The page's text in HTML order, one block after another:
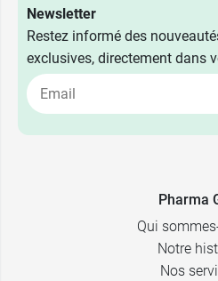
Newsletter
Restez informé des
exclusives, directement dans
Pharma
Qui
Notre
Nos